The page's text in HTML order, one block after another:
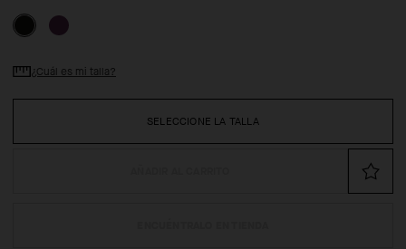
SELECCIONE LA TALLA
¿Cuál es mi talla?